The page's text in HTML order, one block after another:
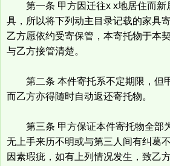
第一条 甲方因迁往x x地居住而新
具，所以将下列动主目录记载的家具
乙方愿依约受寄保管，本寄托物于本
与乙方接管清楚。
第二条 本件寄托系不定期限，但甲
而乙方亦得随时自动返还寄托物。
第三条 甲方保证本件寄托物全部
无上手来历不明或与第三人间有纠葛
因素瑕疵，如有上列情况发生，致乙